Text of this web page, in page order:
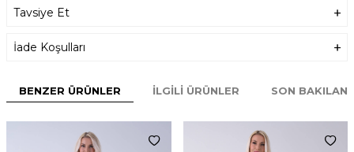
Tavsiye Et
İade Koşulları
BENZER ÜRÜNLER İLGILI ÜRÜNLER SON